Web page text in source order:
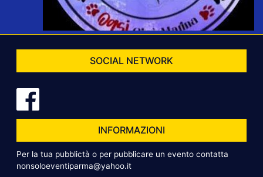
SOCIAL NETWORK
INFORMAZIONI
Per la tua pubblictà o per pubblicare un evento contatta
nonsoloeventiparma@yahoo.it